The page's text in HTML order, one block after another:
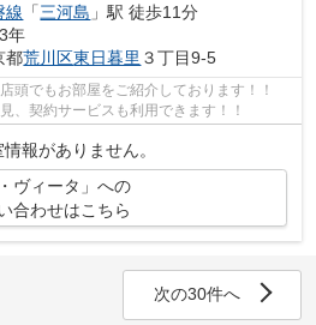
線 「三河島 」駅 徒歩11分
年
都荒川区東日暮里 ３丁目9-5
頭でもお部屋をご紹介しております！！
、契約サービスも利用できます！！
報がありません。
・ヴィータ」への
合わせはこちら
次の30件へ